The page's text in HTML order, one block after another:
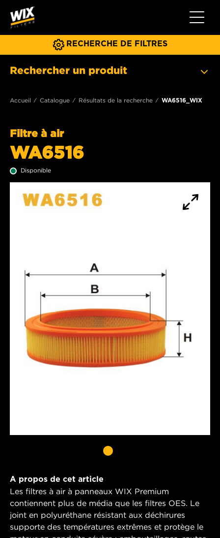
Toggle
RECHERCHE DE FILTRES
Rechercher un produit
Accueil Catalogue Résultats de la recherche WA6516_WIX
Filtre à air
WA6516
Disponible
A propos de cet article
Les filtres à air à panneaux WIX Premium
contiennent plus de média que les filtres OES. Le
joint en polyuréthane résistant aux déchirures
supporte des températures extrêmes et protège le